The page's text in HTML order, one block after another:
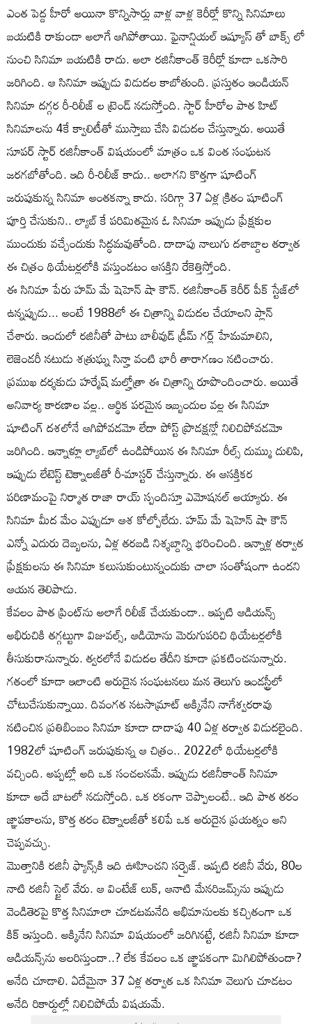
ఎంత పెద్ద హీరో అయినా కొన్నిసార్లు వాళ్ల వాళ్ల కెరీర్లో కొన్ని సినిమాలు
బయటికి రాకుండా అలాగే ఆగిపోతాయి. ఫైనాన్షియల్ ఇష్యూస్ తో బాక్స్ లో
నుంచి సినిమా బయటికి రాదు. అలా రజినీకాంత్ కెరీర్లో కూడా ఒకసారి
జరిగింది. ఆ సినిమా ఇప్పుడు విడుదల కాబోతుంది. ప్రస్తుతం ఇండియన్
సినిమా దగ్గర రీ-రిలీజ్ ల ట్రెండ్ నడుస్తోంది. స్టార్ హీరోల పాత హిట్
సినిమాలను 4కే క్వాలిటీతో ముస్తాబు చేసి విడుదల చేస్తున్నారు. అయితే
సూపర్ స్టార్ రజినీకాంత్ విషయంలో మాత్రం ఒక వింత సంఘటన
జరగబోతోంది. ఇది రీ-రిలీజ్ కాదు.. అలాగని కొత్తగా షూటింగ్
జరుపుకున్న సినిమా అంతకన్నా కాదు. సరిగ్గా 37 ఏళ్ల క్రితం షూటింగ్
పూర్తి చేసుకుని.. ల్యాబ్ కే పరిమితమైన ఓ సినిమా ఇప్పుడు ప్రేక్షకుల
ముందుకు వచ్చేందుకు సిద్ధమవుతోంది. దాదాపు నాలుగు దశాబ్దాల తర్వాత
ఈ చిత్రం థియేటర్లలోకి వస్తుండటం ఆసక్తిని రేకెత్తిస్తోంది.
ఈ సినిమా పేరు హమ్ మే షెహెన్ షా కౌన్. రజినీకాంత్ కెరీర్ పీక్ స్టేజ్‌లో
ఉన్నప్పుడు... అంటే 1988లో ఈ చిత్రాన్ని విడుదల చేయాలని ప్లాన్
చేశారు. ఇందులో రజినీతో పాటు బాలీవుడ్ డ్రీమ్ గర్ల్ హేమమాలిని,
లెజెండరీ నటుడు శత్రుఘ్న సిన్హా వంటి భారీ తారాగణం నటించారు.
ప్రముఖ దర్శకుడు హర్మేష్ మల్హోత్రా ఈ చిత్రాన్ని రూపొందించారు. అయితే
అనివార్య కారణాల వల్ల.. ఆర్థిక పరమైన ఇబ్బందుల వల్ల ఈ సినిమా
షూటింగ్ దశలోనే ఆగిపోవడమో లేదా పోస్ట్ ప్రొడక్షన్లో నిలిచిపోవడమో
జరిగింది. ఇన్నాళ్లూ ల్యాబ్‌లో ఉండిపోయిన ఈ సినిమా రీల్స్ దుమ్ము దులిపి,
ఇప్పుడు లేటెస్ట్ టెక్నాలజీతో రీ-మాస్టర్ చేస్తున్నారు. ఈ ఆసక్తికర
పరిణామంపై నిర్మాత రాజా రాయ్ స్పందిస్తూ ఎమోషనల్ అయ్యారు. ఈ
సినిమా మీద మేం ఎప్పుడూ ఆశ కోల్పోలేదు. హమ్ మే షెహెన్ షా కౌన్
ఎన్నో ఎదురు దెబ్బలను, ఏళ్ల తరబడి నిశ్శబ్దాన్ని భరించింది. ఇన్నాళ్ల తర్వాత
ప్రేక్షకులను ఈ సినిమా కలుసుకుంటున్నందుకు చాలా సంతోషంగా ఉందని
ఆయన తెలిపాడు.
కేవలం పాత ప్రింట్‌ను అలాగే రిలీజ్ చేయకుండా.. ఇప్పటి ఆడియన్స్
అభిరుచికి తగ్గట్టుగా విజువల్స్, ఆడియోను మెరుగుపరిచి థియేటర్లలోకి
తీసుకురానున్నారు. త్వరలోనే విడుదల తేదీని కూడా ప్రకటించనున్నారు.
గతంలో కూడా ఇలాంటి అరుదైన సంఘటనలు మన తెలుగు ఇండస్ట్రీలో
చోటుచేసుకున్నాయి. దివంగత నటసామ్రాట్ అక్కినేని నాగేశ్వరరావు
నటించిన ప్రతిబింబం సినిమా కూడా దాదాపు 40 ఏళ్ల తర్వాత విడుదలైంది.
1982లో షూటింగ్ జరుపుకున్న ఆ చిత్రం.. 2022లో థియేటర్లలోకి
వచ్చింది. అప్పట్లో అది ఒక సంచలనమే. ఇప్పుడు రజినీకాంత్ సినిమా
కూడా అదే బాటలో నడుస్తోంది. ఒక రకంగా చెప్పాలంటే.. ఇది పాత తరం
జ్ఞాపకాలను, కొత్త తరం టెక్నాలజీతో కలిపే ఒక అరుదైన ప్రయత్నం అని
చెప్పవచ్చు.
మొత్తానికి రజినీ ఫ్యాన్స్‌కి ఇది ఊహించని సర్ప్రైజ్. ఇప్పటి రజినీ వేరు, 80ల
నాటి రజినీ స్టైల్ వేరు. ఆ వింటేజ్ లుక్, ఆనాటి మేనరిజమ్స్‌ను ఇప్పుడు
వెండితెరపై కొత్త సినిమాలా చూడటమనేది అభిమానులకు కచ్చితంగా ఒక
కిక్ ఇస్తుంది. అక్కినేని సినిమా విషయంలో జరిగినట్టే, రజినీ సినిమా కూడా
ఆడియన్స్‌ను అలరిస్తుందా..? లేక కేవలం ఒక జ్ఞాపకంగా మిగిలిపోతుందా?
అనేది చూడాలి. ఏదేమైనా 37 ఏళ్ల తర్వాత ఒక సినిమా వెలుగు చూడటం
అనేది రికార్డుల్లో నిలిచిపోయే విషయమే.